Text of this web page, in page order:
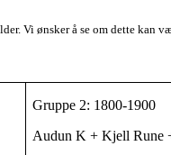
Vi ønsker å se om dette kan
Gruppe 2: 1800-1900
Audun K + Kjell Rune